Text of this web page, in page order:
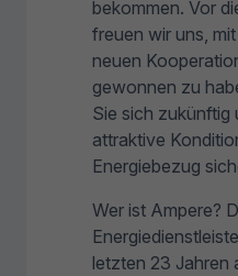
bekommen. Vor
freuen wir uns,
neuen
gewonnen zu
Sie sich zukünftig
attraktive
Energiebezug
Wer ist Ampere?
letzten 23 Jahren